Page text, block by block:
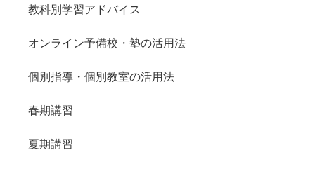
教科別学習アドバイス
オンライン予備校・塾の活用法
個別指導・個別教室の活用法
春期講習
夏期講習